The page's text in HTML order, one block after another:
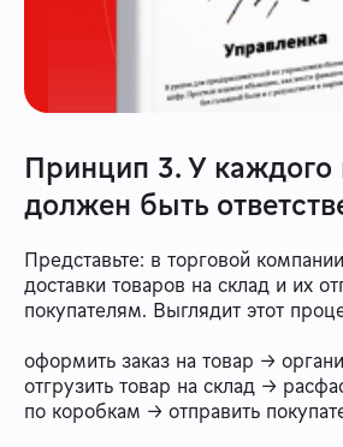
Принцип 3. У каждого
должен быть
Представьте: в торговой
доставки товаров на склад и их
покупателям. Выглядит этот
оформить заказ на товар →
отгрузить товар на склад →
по коробкам → отправить